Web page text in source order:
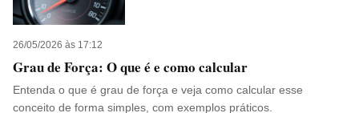
26/05/2026 às 17:12
Grau de Força: O que é e como calcular
Entenda o que é grau de força e veja como calcular esse
conceito de forma simples, com exemplos práticos.